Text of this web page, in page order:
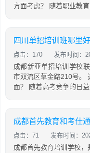
方面考虑？ 随着职业教
四川单招培训班哪里
点击：170 发布时间：
成都新亚单招培训学校
市双流区草金路210号。
面？ 随着高考竞争的日
点击：71 发布时间：
成都首先教育培训学校